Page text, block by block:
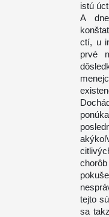
istú
A
ctí, u
prvé
tejto
sa